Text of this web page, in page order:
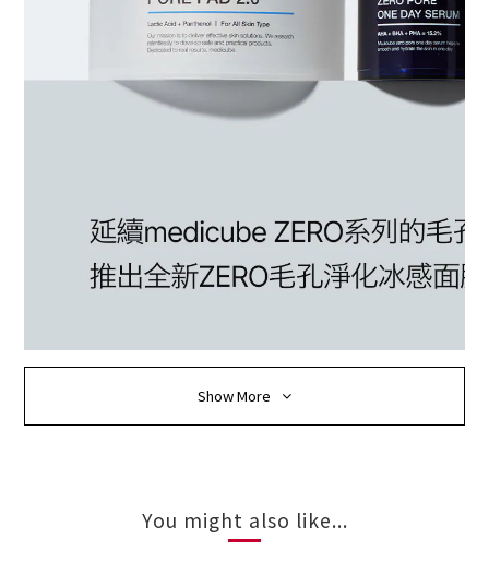
Show More
You might also like...